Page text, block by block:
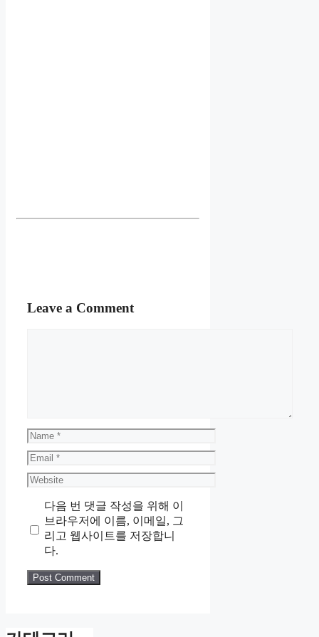
Leave a Comment
Name
Email
Website
다음 번 댓글 작성을 위해 이
브라우저에 이름, 이메일, 그
리고 웹사이트를 저장합니
다.